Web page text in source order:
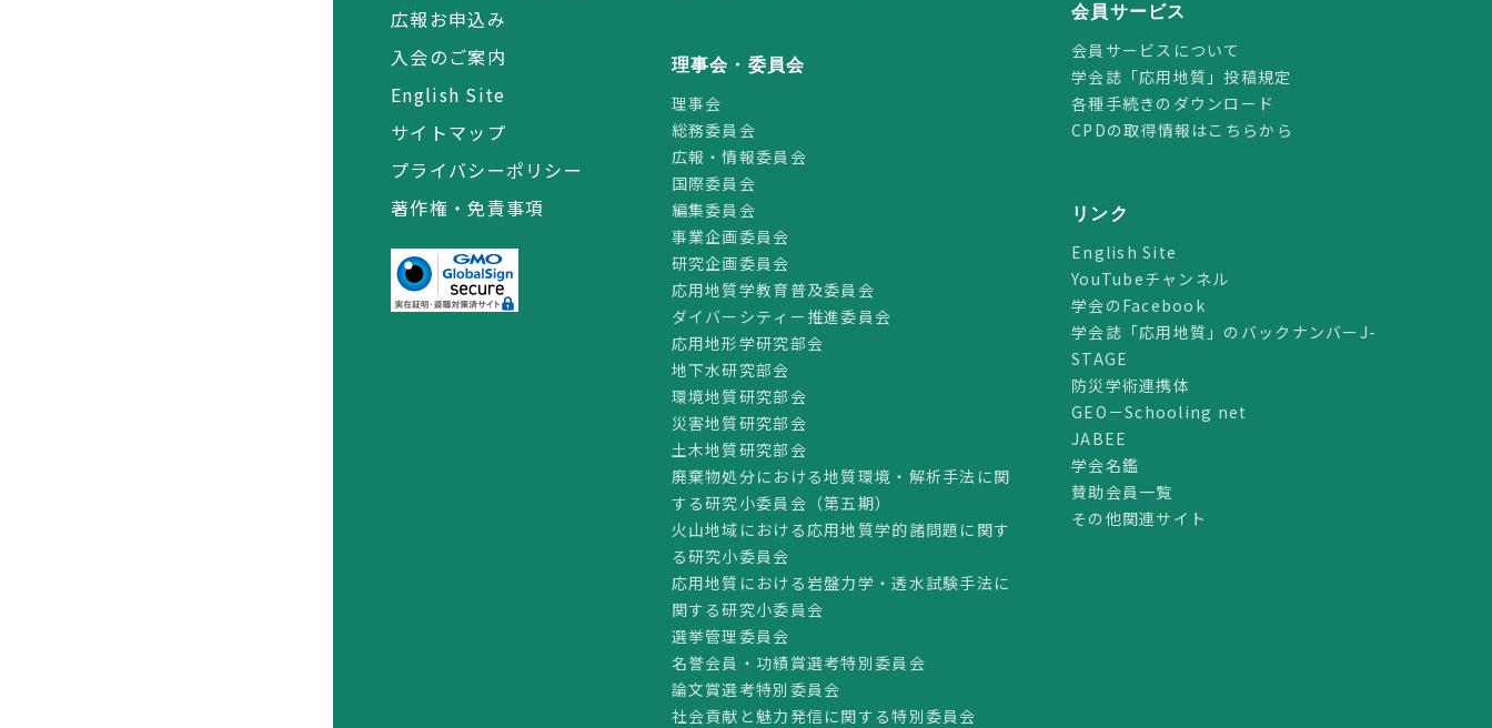
広報お申込み
入会のご案内
English Site
サイトマップ
プライバシーポリシー
著作権・免責事項
理事会・委員会
理事会
総務委員会
広報・情報委員会
国際委員会
編集委員会
事業企画委員会
研究企画委員会
応用地質学教育普及委員会
ダイバーシティー推進委員会
応用地形学研究部会
地下水研究部会
環境地質研究部会
災害地質研究部会
土木地質研究部会
廃棄物処分における地質環境・解析手法に関
する研究小委員会（第五期）
火山地域における応用地質学的諸問題に関す
る研究小委員会
応用地質における岩盤力学・透水試験手法に
関する研究小委員会
選挙管理委員会
名誉会員・功績賞選考特別委員会
論文賞選考特別委員会
社会貢献と魅力発信に関する特別委員会
会員サービス
会員サービスについて
学会誌「応用地質」投稿規定
各種手続きのダウンロード
CPDの取得情報はこちらから
リンク
English Site
YouTubeチャンネル
学会のFacebook
学会誌「応用地質」のバックナンバーJ-
STAGE
防災学術連携体
GEO－Schooling net
JABEE
学会名鑑
賛助会員一覧
その他関連サイト